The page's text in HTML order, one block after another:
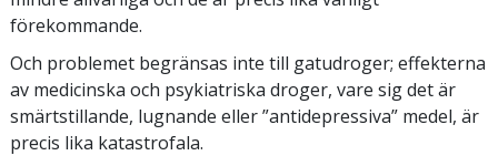
förekommande.
Och problemet begränsas inte till gatudroger; effekterna
av medicinska och psykiatriska droger, vare sig det är
smärtstillande, lugnande eller ”antidepressiva” medel, är
precis lika katastrofala.